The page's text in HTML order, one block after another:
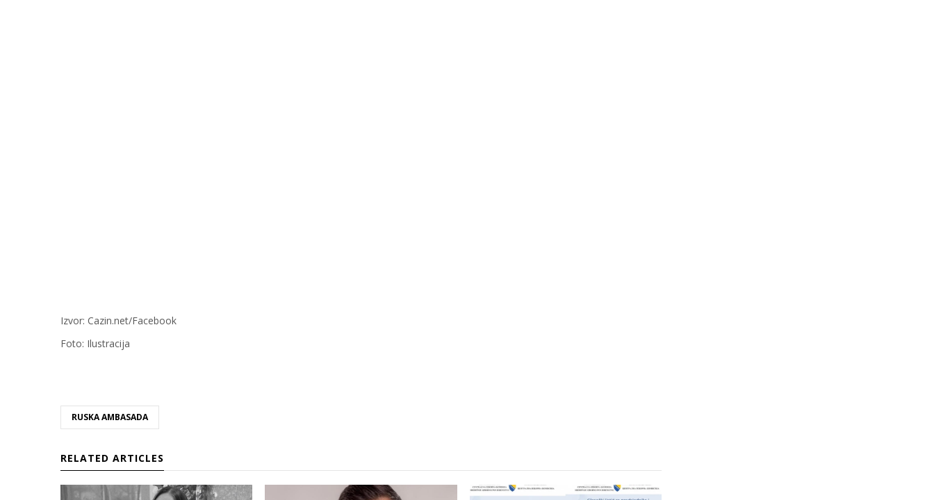
Izvor: Cazin.net/Facebook
Foto: Ilustracija
RUSKA AMBASADA
RELATED ARTICLES